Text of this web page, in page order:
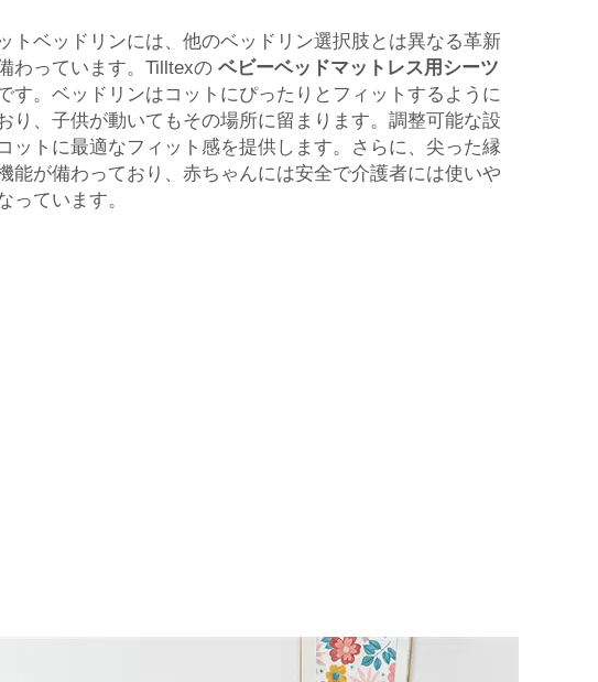
トベッドリンには、他のベッドリン選択肢とは異なる革新
わっています。Tilltexの ベビーベッドマットレス用シーツ
す。ベッドリンはコットにぴったりとフィットするように
り、子供が動いてもその場所に留まります。調整可能な設
ットに最適なフィット感を提供します。さらに、尖った縁
能が備わっており、赤ちゃんには安全で介護者には使いや
っています。